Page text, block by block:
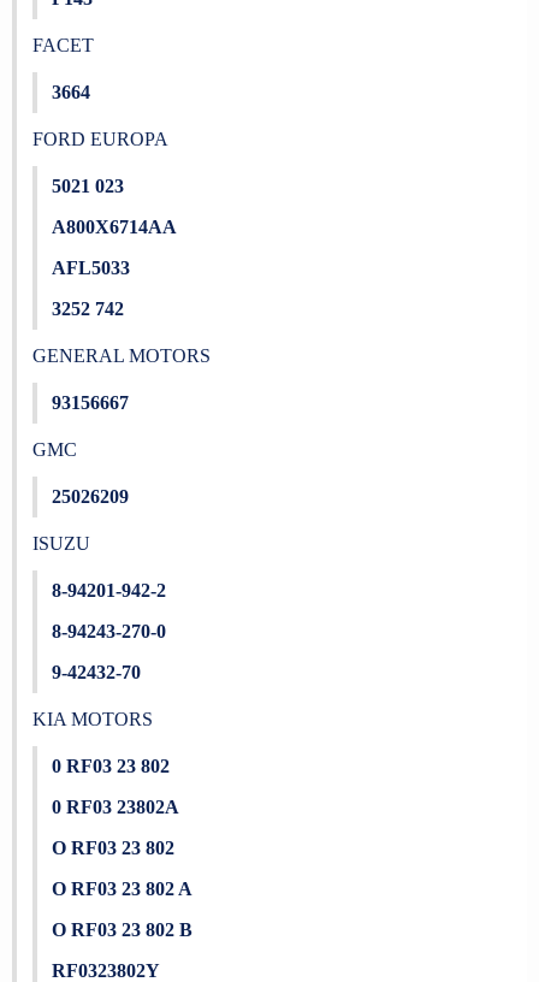
FACET
3664
FORD EUROPA
5021 023
A800X6714AA
AFL5033
3252 742
GENERAL MOTORS
93156667
GMC
25026209
ISUZU
8-94201-942-2
8-94243-270-0
9-42432-70
KIA MOTORS
0 RF03 23 802
0 RF03 23802A
O RF03 23 802
O RF03 23 802 A
O RF03 23 802 B
RF0323802Y